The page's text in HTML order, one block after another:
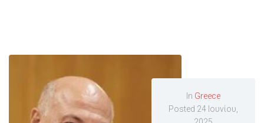
In Greece
Posted 24 Ιουνίου,